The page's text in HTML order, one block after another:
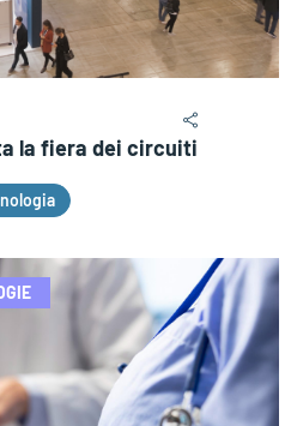
la fiera dei circuiti